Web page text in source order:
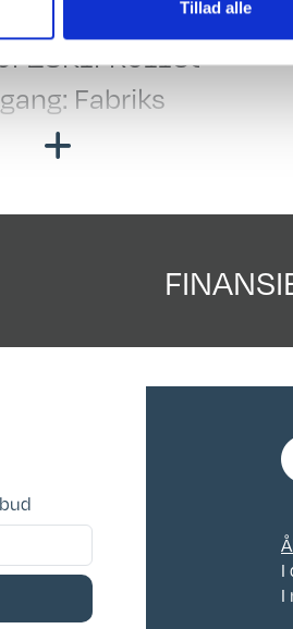
Tillad alle
98
Fabriks
i cm.: 230
/ 12 års
i butik: kan
3
I
I